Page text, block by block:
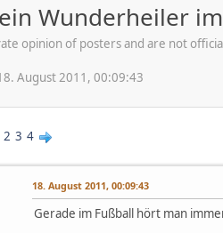
Wunderheiler
opinion of posters and are not
August 2011, 00:09:43
2 3 4
18. August 2011, 00:09:43
Gerade im Fußball hört man